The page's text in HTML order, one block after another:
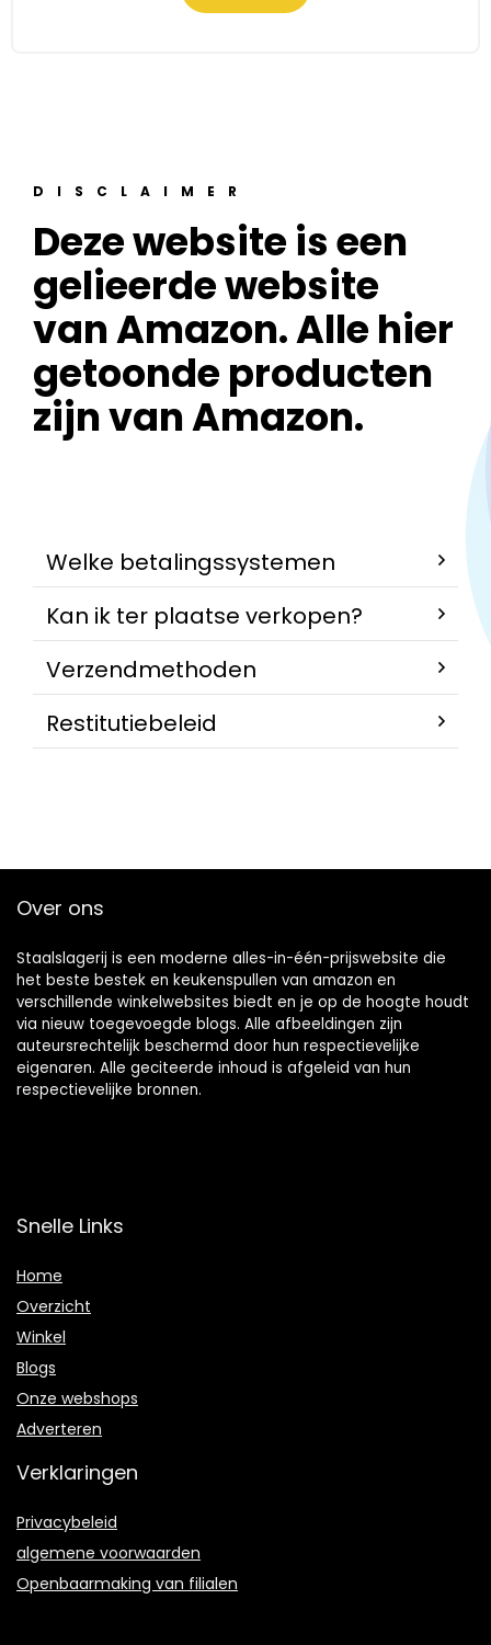
DISCLAIMER
Deze website is een
gelieerde website
van Amazon. Alle hier
getoonde producten
zijn van Amazon.
Welke betalingssystemen
Kan ik ter plaatse verkopen?
Verzendmethoden
Restitutiebeleid
Over ons
Staalslagerij is een moderne alles-in-één-prijswebsite die
het beste bestek en keukenspullen van amazon en
verschillende winkelwebsites biedt en je op de hoogte houdt
via nieuw toegevoegde blogs. Alle afbeeldingen zijn
auteursrechtelijk beschermd door hun respectievelijke
eigenaren. Alle geciteerde inhoud is afgeleid van hun
respectievelijke bronnen.
Snelle Links
Home
Overzicht
Winkel
Blogs
Onze webshops
Adverteren
Verklaringen
Privacybeleid
algemene voorwaarden
Openbaarmaking van filialen